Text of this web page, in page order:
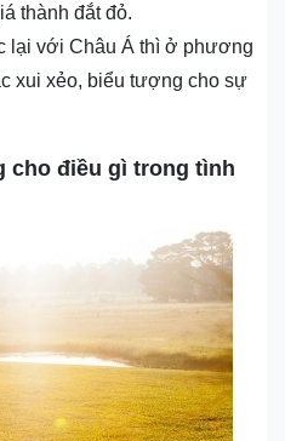
thành đắt đỏ.
lại với Châu Á thì ở phương
xui xẻo, biểu tượng cho sự
cho điều gì trong tình